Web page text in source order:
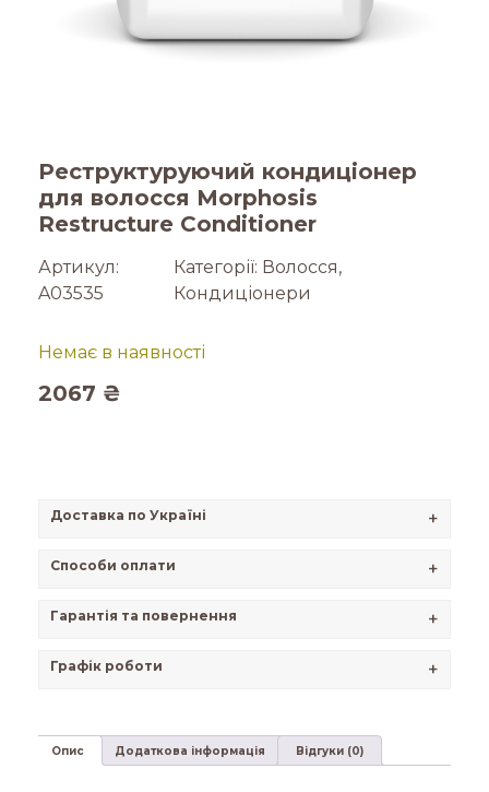
Реструктуруючий кондиціонер
для волосся Morphosis
Restructure Conditioner
2067 ₴
Немає в наявності
Артикул:
A03535
Категорії: Волосся,
Кондиціонери
Доставка по Україні +
Способи оплати +
Гарантія та повернення +
Графік роботи +
Опис Додаткова інформація Відгуки (0)